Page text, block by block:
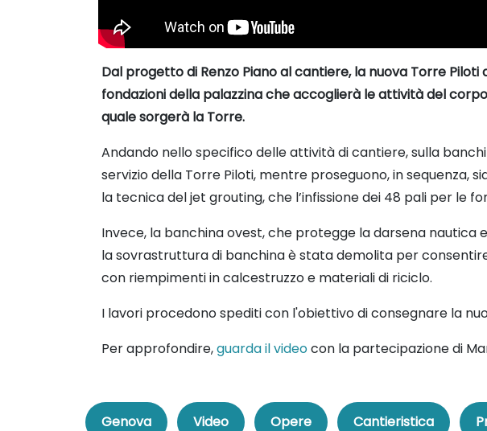
Dal progetto di Renzo Piano al cantiere, la nuova Torre
fondazioni della palazzina che accoglierà le attività del
quale sorgerà la Torre.
Andando nello specifico delle attività di cantiere, sulla
servizio della Torre Piloti, mentre proseguono, in sequenza,
la tecnica del jet grouting, che l’infissione dei 48 pali per le
Invece, la banchina ovest, che protegge la darsena nautica
la sovrastruttura di banchina è stata demolita per
con riempimenti in calcestruzzo e materiali di riciclo.
I lavori procedono spediti con l'obiettivo di consegnare la
Per approfondire,guarda il videocon la partecipazione di
Genova Video Opere Cantieristica